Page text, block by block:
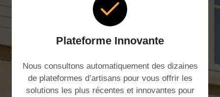
Plateforme Innovante
Nous consultons automatiquement des dizaines
de plateformes d’artisans pour vous offrir les
solutions les plus récentes et innovantes pour